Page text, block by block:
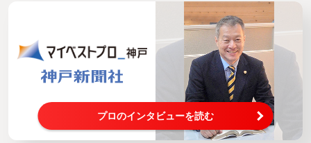
プロのインタビューを読む